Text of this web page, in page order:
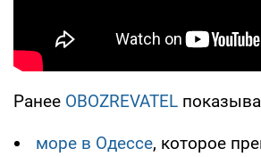
Ранее OBOZREVATEL
море в Одессе, которое